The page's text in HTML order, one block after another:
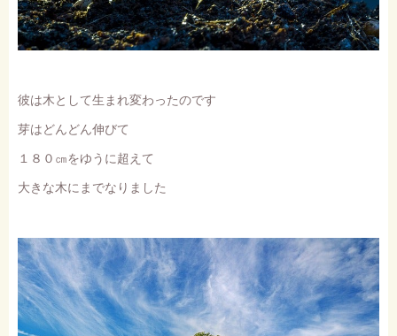
彼は木として生まれ変わったのです
芽はどんどん伸びて
１８０㎝をゆうに超えて
大きな木にまでなりました